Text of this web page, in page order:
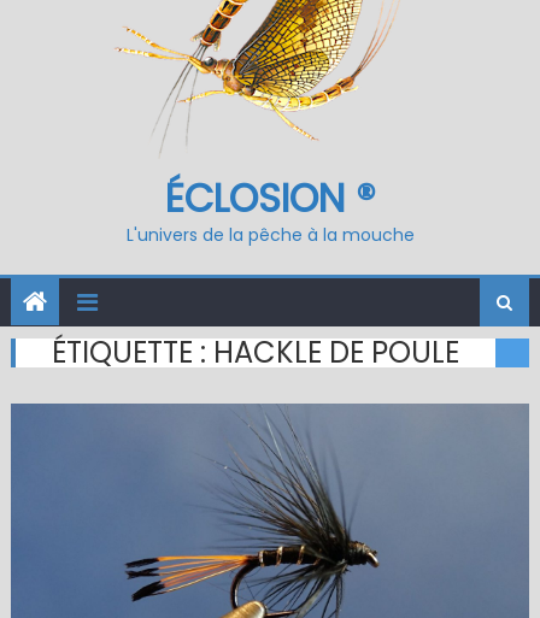
ÉCLOSION ®
L'univers de la pêche à la mouche
ÉTIQUETTE : HACKLE DE POULE